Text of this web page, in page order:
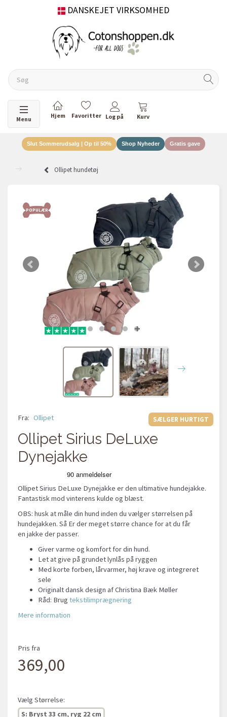
DANSKEJET VIRKSOMHED
Skifte navigation
Menu
Slut Sommerudsalg | Op til 50% Shop Nyheder Gratis gave
Ollipet hundetøj
SÆLGER HURTIGT
POPULÆR
Fra: Ollipet
Ollipet Sirius DeLuxe
Dynejakke
Ollipet Sirius DeLuxe Dynejakke er den ultimative hundejakke.
Fantastisk mod vinterens kulde og blæst.
OBS: husk at måle din hund inden du vælger størrelsen på
hundejakken. Så Er der meget større chance for at du får
en jakke der passer.
Giver varme og komfort for din hund.
Let at give på grundet lynlås på ryggen
Med korte forben, lårvarmer, høj krave og integreret
sele
Originalt dansk design af Christina Bæk Møller
Råd: Brug tekstilimprægnering
Mere information
Pris fra
369,00
Vælg Størrelse:
S: Bryst 33 cm, ryg 22 cm